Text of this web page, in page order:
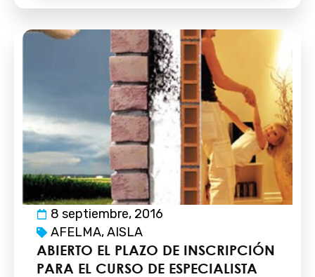
8 septiembre, 2016
AFELMA,AISLA
ABIERTO EL PLAZO DE INSCRIPCIÓN
PARA EL CURSO DE ESPECIALISTA